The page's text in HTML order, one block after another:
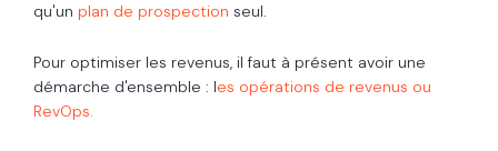
qu'un plan de prospection seul.
Pour optimiser les revenus, il faut à présent avoir une
démarche d'ensemble : les opérations de revenus ou
RevOps.